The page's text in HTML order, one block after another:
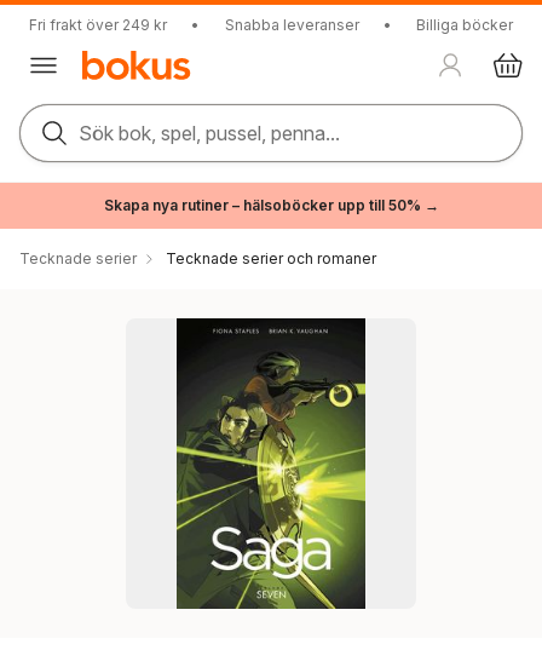
Fri frakt över 249 kr • Snabba leveranser • Billiga böcker
Sök bok, spel, pussel, penna...
Skapa nya rutiner – hälsoböcker upp till 50% →
Tecknade serier Tecknade serier och romaner